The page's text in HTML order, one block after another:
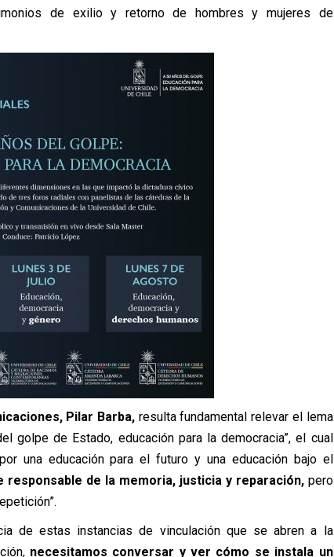
de exilio y retorno de hombres y mujeres de
Pilar Barba, resulta fundamental relevar el lema
golpe de Estado, educación para la democracia”, el cual
una educación para el futuro y una educación bajo el
responsable de la memoria, justicia y reparación, pero
de estas instancias de vinculación que se abren a la
necesitamos conversar y ver cómo se instala un